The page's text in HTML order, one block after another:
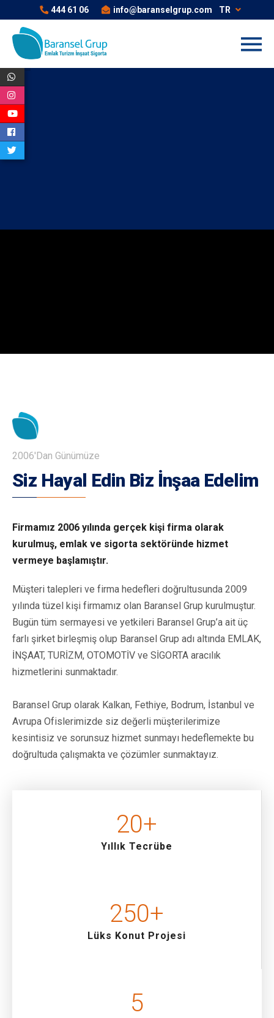
444 61 06 info@baranselgrup.com TR
2006'Dan Günümüze
Siz Hayal Edin Biz İnşaa Edelim
Firmamız 2006 yılında gerçek kişi firma olarak
kurulmuş, emlak ve sigorta sektöründe hizmet
vermeye başlamıştır.
Müşteri talepleri ve firma hedefleri doğrultusunda 2009
yılında tüzel kişi firmamız olan Baransel Grup kurulmuştur.
Bugün tüm sermayesi ve yetkileri Baransel Grup’a ait üç
farlı şirket birleşmiş olup Baransel Grup adı altında EMLAK,
İNŞAAT, TURİZM, OTOMOTİV ve SİGORTA aracılık
hizmetlerini sunmaktadır.
Baransel Grup olarak Kalkan, Fethiye, Bodrum, İstanbul ve
Avrupa Ofislerimizde siz değerli müşterilerimize
kesintisiz ve sorunsuz hizmet sunmayı hedeflemekte bu
doğrultuda çalışmakta ve çözümler sunmaktayız.
20+
Yıllık Tecrübe
250+
Lüks Konut Projesi
5